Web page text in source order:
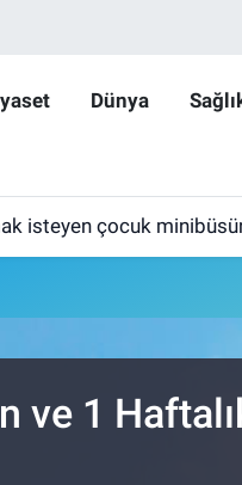
Dünya
isteyen çocuk
ve 1